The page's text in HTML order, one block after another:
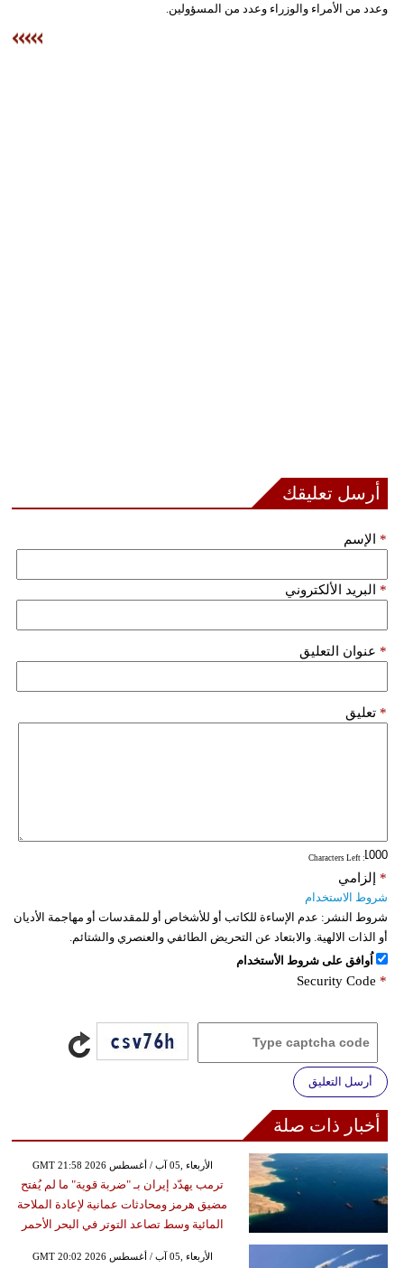
وعدد من الأمراء والوزراء وعدد من المسؤولين.
أرسل تعليقك
الإسم *
البريد الألكتروني *
عنوان التعليق *
تعليق *
: Characters Left
إلزامي *
شروط الاستخدام
شروط النشر: عدم الإساءة للكاتب أو للأشخاص أو للمقدسات أو مهاجمة الأديان
أو الذات الالهية. والابتعاد عن التحريض الطائفي والعنصري والشتائم.
اُوافق على شروط الأستخدام
Security Code *
أرسل التعليق
أخبار ذات صلة
GMT 21:58 2026 الأربعاء ,05 آب / أغسطس
ترمب يهدّد إيران بـ "ضربة قوية" ما لم يُفتح
مضيق هرمز ومحادثات عمانية لإعادة الملاحة
المائية وسط تصاعد التوتر في البحر الأحمر
GMT 20:02 2026 الأربعاء ,05 آب / أغسطس